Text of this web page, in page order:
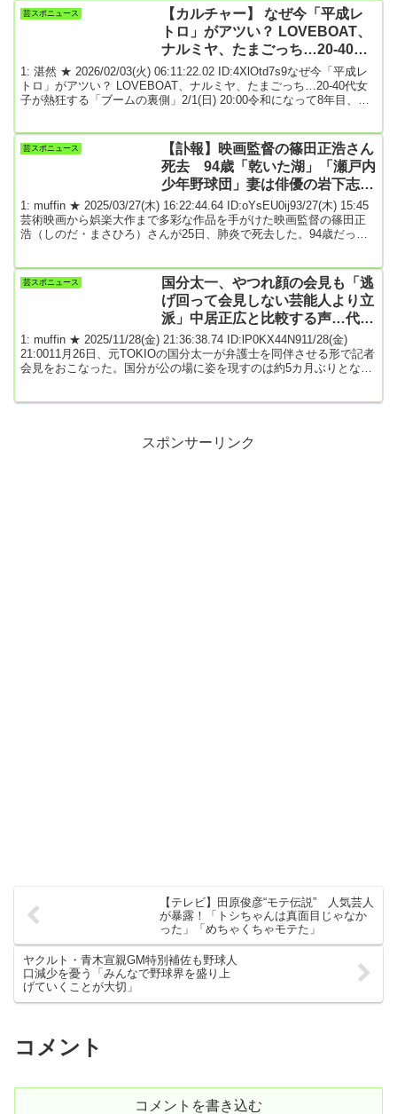
れるもので、212キャラクターの中からナンバーワンが決まる。
『DRAGON BALL（ドラゴンボール）』は、「週刊少年...
芸スポニュース
【カルチャー】 なぜ今「平成レ
トロ」がアツい？ LOVEBOAT、
ナルミヤ、たまごっち…20-40代
女子が熱狂する「ブームの裏側」
1: 湛然 ★ 2026/02/03(火) 06:11:22.02 ID:4XlOtd7s9なぜ今「平成レ
トロ」がアツい？ LOVEBOAT、ナルミヤ、たまごっち…20-40代女
子が熱狂する「ブームの裏側」2/1(日) 20:00令和になって8年目、近
か）した女性たちを中心に高まって、2025年の新語・流行語大賞に
は「平成女児」がノミネートされるなど一般にも知られるようにな
芸スポニュース
【訃報】映画監督の篠田正浩さん
死去 94歳「乾いた湖」「瀬戸内
少年野球団」妻は俳優の岩下志麻
さん
1: muffin ★ 2025/03/27(木) 16:22:44.64 ID:oYsEU0ij93/27(木) 15:45
芸術映画から娯楽大作まで多彩な作品を手がけた映画監督の篠田正
浩（しのだ・まさひろ）さんが25日、肺炎で死去した。94歳だっ
年、岐阜県生まれ。早稲田大で箱根駅伝に出場。卒業後の53年に松
竹入社。60年に「恋の片道切符」で監督デビューした。若き寺山修
芸スポニュース
国分太一、やつれ顔の会見も「逃
げ回って会見しない芸能人より立
派」中居正広と比較する声…代理
人弁護士に“会見予定”を聞いた
1: muffin ★ 2025/11/28(金) 21:36:38.74 ID:lP0KX44N911/28(金)
21:0011月26日、元TOKIOの国分太一が弁護士を同伴させる形で記者
会見をおこなった。国分が公の場に姿を現すのは約5カ月ぶりとな
スポンサーリンク
【テレビ】田原俊彦“モテ伝説” 人気芸人
が暴露！「トシちゃんは真面目じゃなか
った」「めちゃくちゃモテた」
ヤクルト・青木宣親GM特別補佐も野球人
口減少を憂う「みんなで野球界を盛り上
げていくことが大切」
コメント
コメントを書き込む